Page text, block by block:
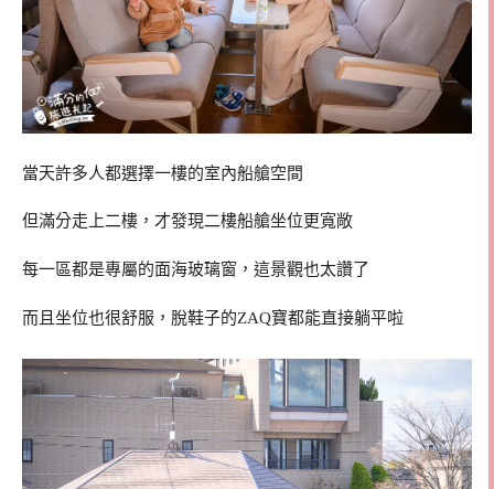
當天許多人都選擇一樓的室內船艙空間
但滿分走上二樓，才發現二樓船艙坐位更寬敞
每一區都是專屬的面海玻璃窗，這景觀也太讚了
而且坐位也很舒服，脫鞋子的ZAQ寶都能直接躺平啦